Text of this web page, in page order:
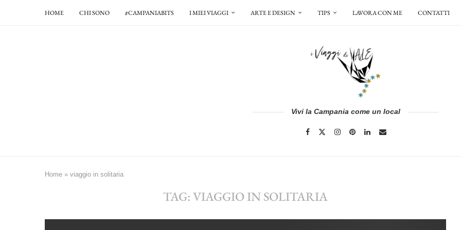
HOME CHI SONO #CAMPANIABITS I MIEI VIAGGI ARTE E DESIGN TIPS LAVORA CON ME CONTATTI
Vivi la Campania come un local
Home » viaggio in solitaria
TAG:VIAGGIO IN SOLITARIA